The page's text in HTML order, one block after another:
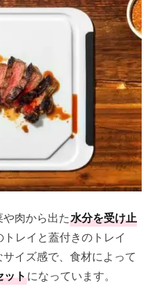
肉から出た水分を受け止
トレイと蓋付きのトレイ
イズ感で、食材によって
ットになっています。